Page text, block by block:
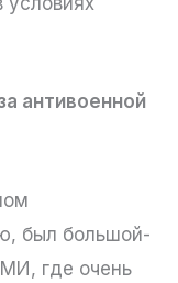
антивоенной
был большой-
где очень